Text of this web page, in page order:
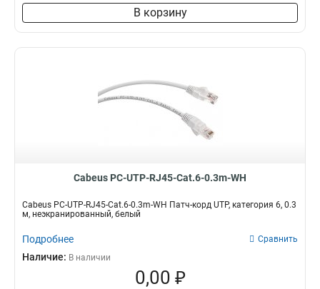
В корзину
Cabeus PC-UTP-RJ45-Cat.6-0.3m-WH
Cabeus PC-UTP-RJ45-Cat.6-0.3m-WH Патч-корд UTP, категория 6, 0.3
м, неэкранированный, белый
Подробнее Сравнить
Наличие: В наличии
0,00 ₽